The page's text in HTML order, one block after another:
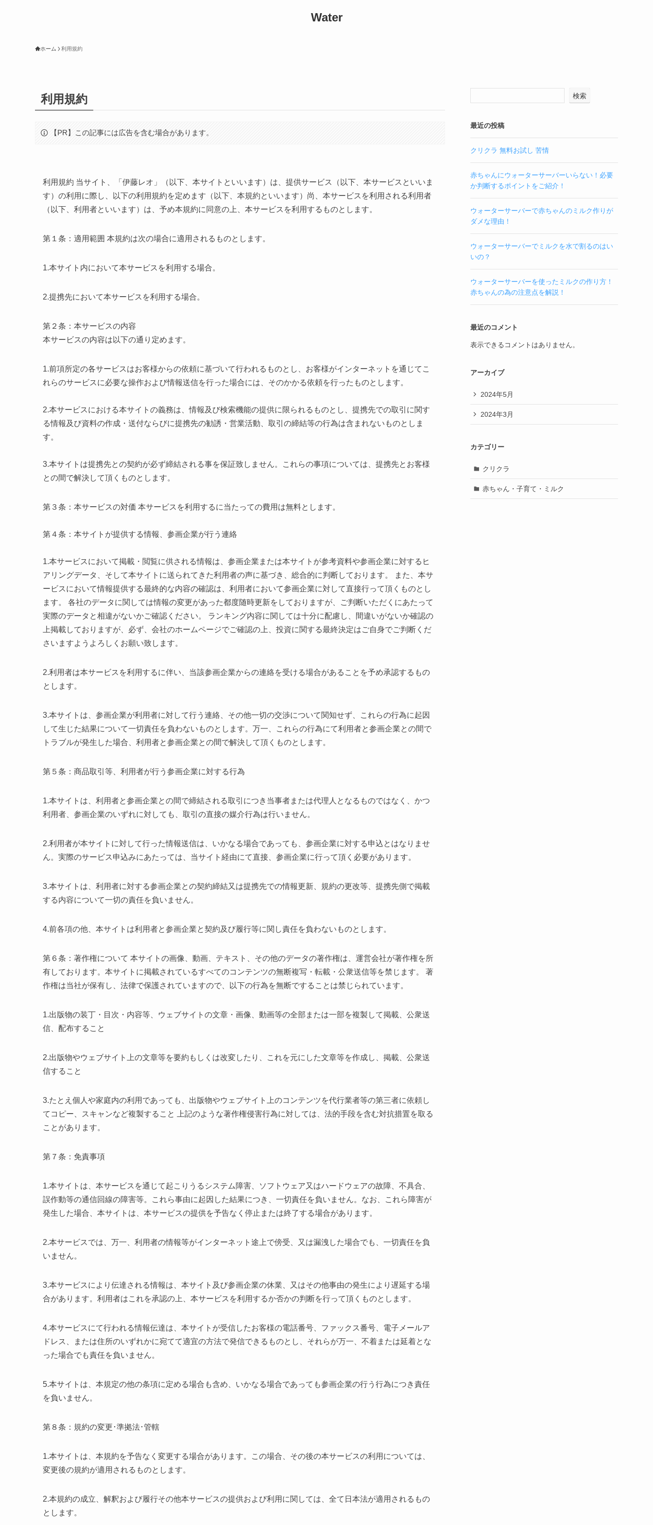
Water
ホーム 利用規約
利用規約
【PR】この記事には広告を含む場合があります。
利用規約 当サイト、「伊藤レオ」（以下、本サイトといいます）は、提供サービス（以下、本サービスといいま
す）の利用に際し、以下の利用規約を定めます（以下、本規約といいます）尚、本サービスを利用される利用者
（以下、利用者といいます）は、予め本規約に同意の上、本サービスを利用するものとします。
第１条：適用範囲 本規約は次の場合に適用されるものとします。
1.本サイト内において本サービスを利用する場合。
2.提携先において本サービスを利用する場合。
第２条：本サービスの内容
本サービスの内容は以下の通り定めます。
1.前項所定の各サービスはお客様からの依頼に基づいて行われるものとし、お客様がインターネットを通じてこ
れらのサービスに必要な操作および情報送信を行った場合には、そのかかる依頼を行ったものとします。
2.本サービスにおける本サイトの義務は、情報及び検索機能の提供に限られるものとし、提携先での取引に関す
る情報及び資料の作成・送付ならびに提携先の勧誘・営業活動、取引の締結等の行為は含まれないものとしま
す。
3.本サイトは提携先との契約が必ず締結される事を保証致しません。これらの事項については、提携先とお客様
との間で解決して頂くものとします。
第３条：本サービスの対価 本サービスを利用するに当たっての費用は無料とします。
第４条：本サイトが提供する情報、参画企業が行う連絡
1.本サービスにおいて掲載・閲覧に供される情報は、参画企業または本サイトが参考資料や参画企業に対するヒ
アリングデータ、そして本サイトに送られてきた利用者の声に基づき、総合的に判断しております。 また、本サ
ービスにおいて情報提供する最終的な内容の確認は、利用者において参画企業に対して直接行って頂くものとし
ます。 各社のデータに関しては情報の変更があった都度随時更新をしておりますが、ご判断いただくにあたって
実際のデータと相違がないかご確認ください。 ランキング内容に関しては十分に配慮し、間違いがないか確認の
上掲載しておりますが、必ず、会社のホームページでご確認の上、投資に関する最終決定はご自身でご判断くだ
さいますようよろしくお願い致します。
2.利用者は本サービスを利用するに伴い、当該参画企業からの連絡を受ける場合があることを予め承認するもの
とします。
3.本サイトは、参画企業が利用者に対して行う連絡、その他一切の交渉について関知せず、これらの行為に起因
して生じた結果について一切責任を負わないものとします。万一、これらの行為にて利用者と参画企業との間で
トラブルが発生した場合、利用者と参画企業との間で解決して頂くものとします。
第５条：商品取引等、利用者が行う参画企業に対する行為
1.本サイトは、利用者と参画企業との間で締結される取引につき当事者または代理人となるものではなく、かつ
利用者、参画企業のいずれに対しても、取引の直接の媒介行為は行いません。
2.利用者が本サイトに対して行った情報送信は、いかなる場合であっても、参画企業に対する申込とはなりませ
ん。実際のサービス申込みにあたっては、当サイト経由にて直接、参画企業に行って頂く必要があります。
3.本サイトは、利用者に対する参画企業との契約締結又は提携先での情報更新、規約の更改等、提携先側で掲載
する内容について一切の責任を負いません。
4.前各項の他、本サイトは利用者と参画企業と契約及び履行等に関し責任を負わないものとします。
第６条：著作権について 本サイトの画像、動画、テキスト、その他のデータの著作権は、運営会社が著作権を所
有しております。本サイトに掲載されているすべてのコンテンツの無断複写・転載・公衆送信等を禁じます。 著
作権は当社が保有し、法律で保護されていますので、以下の行為を無断ですることは禁じられています。
1.出版物の装丁・目次・内容等、ウェブサイトの文章・画像、動画等の全部または一部を複製して掲載、公衆送
信、配布すること
2.出版物やウェブサイト上の文章等を要約もしくは改変したり、これを元にした文章等を作成し、掲載、公衆送
信すること
3.たとえ個人や家庭内の利用であっても、出版物やウェブサイト上のコンテンツを代行業者等の第三者に依頼し
てコピー、スキャンなど複製すること 上記のような著作権侵害行為に対しては、法的手段を含む対抗措置を取る
ことがあります。
第７条：免責事項
1.本サイトは、本サービスを通じて起こりうるシステム障害、ソフトウェア又はハードウェアの故障、不具合、
誤作動等の通信回線の障害等。これら事由に起因した結果につき、一切責任を負いません。なお、これら障害が
発生した場合、本サイトは、本サービスの提供を予告なく停止または終了する場合があります。
2.本サービスでは、万一、利用者の情報等がインターネット途上で傍受、又は漏洩した場合でも、一切責任を負
いません。
3.本サービスにより伝達される情報は、本サイト及び参画企業の休業、又はその他事由の発生により遅延する場
合があります。利用者はこれを承認の上、本サービスを利用するか否かの判断を行って頂くものとします。
4.本サービスにて行われる情報伝達は、本サイトが受信したお客様の電話番号、ファックス番号、電子メールア
ドレス、または住所のいずれかに宛てて適宜の方法で発信できるものとし、それらが万一、不着または延着とな
った場合でも責任を負いません。
5.本サイトは、本規定の他の条項に定める場合も含め、いかなる場合であっても参画企業の行う行為につき責任
を負いません。
第８条：規約の変更･準拠法･管轄
1.本サイトは、本規約を予告なく変更する場合があります。この場合、その後の本サービスの利用については、
変更後の規約が適用されるものとします。
2.本規約の成立、解釈および履行その他本サービスの提供および利用に関しては、全て日本法が適用されるもの
とします。
検索
最近の投稿
クリクラ 無料お試し 苦情
赤ちゃんにウォーターサーバーいらない！必要
か判断するポイントをご紹介！
ウォーターサーバーで赤ちゃんのミルク作りが
ダメな理由！
ウォーターサーバーでミルクを水で割るのはい
いの？
ウォーターサーバーを使ったミルクの作り方！
赤ちゃんの為の注意点を解説！
最近のコメント
表示できるコメントはありません。
アーカイブ
2024年5月
2024年3月
カテゴリー
クリクラ
赤ちゃん・子育て・ミルク